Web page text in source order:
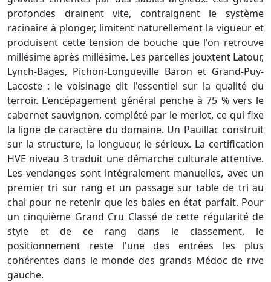
profondes drainent vite, contraignent le système
racinaire à plonger, limitent naturellement la vigueur et
produisent cette tension de bouche que l'on retrouve
millésime après millésime. Les parcelles jouxtent Latour,
Lynch-Bages, Pichon-Longueville Baron et Grand-Puy-
Lacoste : le voisinage dit l'essentiel sur la qualité du
terroir. L'encépagement général penche à 75 % vers le
cabernet sauvignon, complété par le merlot, ce qui fixe
la ligne de caractère du domaine. Un Pauillac construit
sur la structure, la longueur, le sérieux. La certification
HVE niveau 3 traduit une démarche culturale attentive.
Les vendanges sont intégralement manuelles, avec un
premier tri sur rang et un passage sur table de tri au
chai pour ne retenir que les baies en état parfait. Pour
un cinquième Grand Cru Classé de cette régularité de
style et de ce rang dans le classement, le
positionnement reste l'une des entrées les plus
cohérentes dans le monde des grands Médoc de rive
gauche.